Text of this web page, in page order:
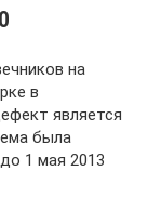
на
в
является
была
1 мая 2013